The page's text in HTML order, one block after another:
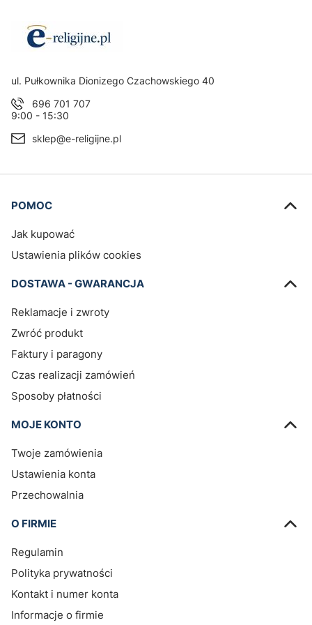
Adres:
ul. Pułkownika Dionizego Czachowskiego 40
696 701 707
9:00 - 15:30
sklep@e-religijne.pl
Linki w stopce
POMOC
Jak kupować
Ustawienia plików cookies
DOSTAWA - GWARANCJA
Reklamacje i zwroty
Zwróć produkt
Faktury i paragony
Czas realizacji zamówień
Sposoby płatności
MOJE KONTO
Twoje zamówienia
Ustawienia konta
Przechowalnia
O FIRMIE
Regulamin
Polityka prywatności
Kontakt i numer konta
Informacje o firmie